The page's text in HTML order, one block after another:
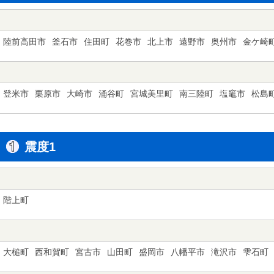
陸前高田市 釜石市 住田町 花巻市 北上市 遠野市 奥州市 金ケ崎
登米市 栗原市 大崎市 涌谷町 宮城美里町 南三陸町 塩竈市 松島
震度1
階上町
大槌町 西和賀町 宮古市 山田町 盛岡市 八幡平市 滝沢市 雫石町